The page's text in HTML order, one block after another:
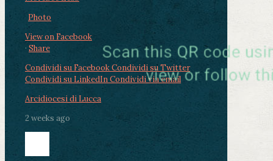
Photo
View on Facebook
· Share
Condividi su FacebookCondividi su Twitter
Condividi su LinkedInCondividi via email
Arcidiocesi di Lucca
2 weeks ago